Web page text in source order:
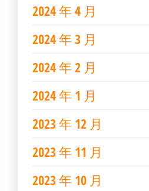
2024 年 4 月
2024 年 3 月
2024 年 2 月
2024 年 1 月
2023 年 12 月
2023 年 11 月
2023 年 10 月